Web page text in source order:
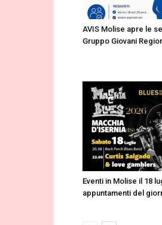
AVIS Molise apre le
Gruppo Giovani
Eventi in Molise il 18
appuntamenti del